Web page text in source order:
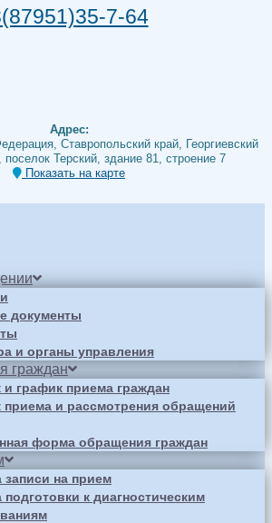
7-64
Адрес:
Ставропольский край, Георгиевский
поселок Терский, здание 81, строение 7
Показать на карте
документы
и органы управления
граждан
и график приема граждан
приема и рассмотрения обращений
форма обращения граждан
записи на прием
к диагностическим